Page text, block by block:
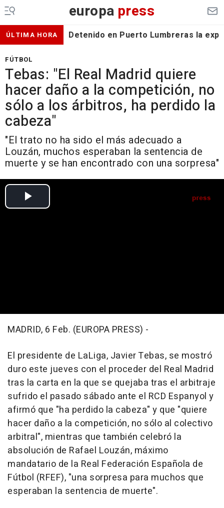
europa press
ÚLTIMA HORA Detenido en Puerto Lumbreras la
FÚTBOL
Tebas: "El Real Madrid quiere
hacer daño a la competición, no
sólo a los árbitros, ha perdido la
cabeza"
"El trato no ha sido el más adecuado a
Louzán, muchos esperaban la sentencia de
muerte y se han encontrado con una sorpresa"
MADRID, 6 Feb. (EUROPA PRESS) -
El presidente de LaLiga, Javier Tebas, se mostró
duro este jueves con el proceder del Real Madrid
tras la carta en la que se quejaba tras el arbitraje
sufrido el pasado sábado ante el RCD Espanyol y
afirmó que "ha perdido la cabeza" y que "quiere
hacer daño a la competición, no sólo al colectivo
arbitral", mientras que también celebró la
absolución de Rafael Louzán, máximo
mandatario de la Real Federación Española de
Fútbol (RFEF), "una sorpresa para muchos que
esperaban la sentencia de muerte".